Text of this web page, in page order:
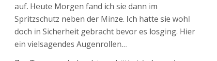
auf. Heute Morgen fand ich sie dann im
Spritzschutz neben der Minze. Ich hatte sie wohl
doch in Sicherheit gebracht bevor es losging. Hier
ein vielsagendes Augenrollen…